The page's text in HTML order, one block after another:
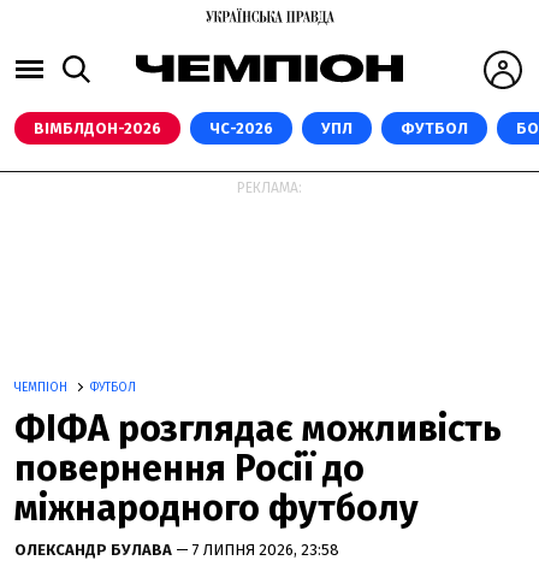
ВІМБЛДОН-2026 ЧС-2026 УПЛ ФУТБОЛ
РЕКЛАМА:
ЧЕМПІОН ФУТБОЛ
ФІФА розглядає можливість
повернення Росії до
міжнародного футболу
ОЛЕКСАНДР БУЛАВА — 7 ЛИПНЯ 2026, 23:58